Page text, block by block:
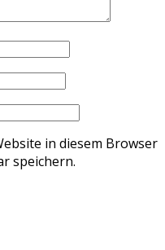
in diesem Browser
speichern.